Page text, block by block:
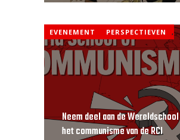
EVENEMENT ,
PERSPECTIEVEN
Neem deel aan de
het communisme van de RCI